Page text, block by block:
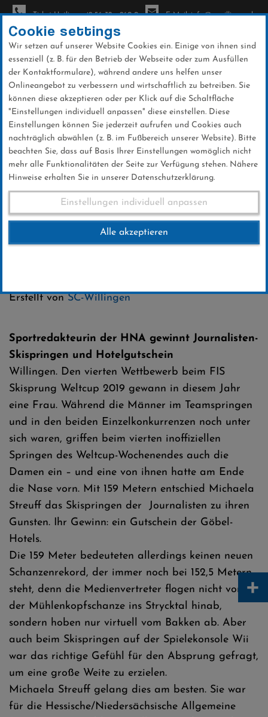
Direkt
zum
Inhalt
Ticket-Hotline: +49 56 32 - 960-0 E-Mail: info@sc-willingen.de
News
Michaela Streuff setzt mit 159
Metern die Bestmarke
Erstellt vonSC-Willingen
Sportredakteurin der HNA gewinnt Journalisten-
Skispringen und Hotelgutschein
Willingen. Den vierten Wettbewerb beim FIS
Skisprung Weltcup 2019 gewann in diesem Jahr
eine Frau. Während die Männer im Teamspringen
und in den beiden Einzelkonkurrenzen noch unter
sich waren, griffen beim vierten inoffiziellen
Springen des Weltcup-Wochenendes auch die
Damen ein – und eine von ihnen hatte am Ende
die Nase vorn. Mit 159 Metern entschied Michaela
Streuff das Skispringen der Journalisten zu ihren
Gunsten. Ihr Gewinn: ein Gutschein der Göbel-
Hotels.
Die 159 Meter bedeuteten allerdings keinen neuen
Schanzenrekord, der immer noch bei 152,5 Metern
steht, denn die Medienvertreter flogen nicht von
der Mühlenkopfschanze ins Strycktal hinab,
sondern hoben nur virtuell vom Bakken ab. Aber
auch beim Skispringen auf der Spielekonsole Wii
war das richtige Gefühl für den Absprung gefragt,
um eine große Weite zu erzielen.
Michaela Streuff gelang dies am besten. Sie war
für die Hessische/Niedersächsische Allgemeine
Cookie settings
Wir setzen auf unserer Website Cookies ein. Einige von ihnen sind
essenziell (z. B. für den Betrieb der Webseite oder zum Ausfüllen
der Kontaktformulare), während andere uns helfen unser
Onlineangebot zu verbessern und wirtschaftlich zu betreiben. Sie
können diese akzeptieren oder per Klick auf die Schaltfläche
"Einstellungen individuell anpassen" diese einstellen. Diese
Einstellungen können Sie jederzeit aufrufen und Cookies auch
nachträglich abwählen (z. B. im Fußbereich unserer Website). Bitte
beachten Sie, dass auf Basis Ihrer Einstellungen womöglich nicht
mehr alle Funktionalitäten der Seite zur Verfügung stehen. Nähere
Hinweise erhalten Sie in unserer Datenschutzerklärung.
Einstellungen individuell anpassen
Alle akzeptieren
+